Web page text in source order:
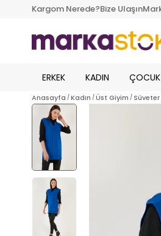
Kargom Nerede?Bize Ulaşın
ERKEK KADIN ÇOCUK
Anasayfa Kadın Üst Giyim Süveter